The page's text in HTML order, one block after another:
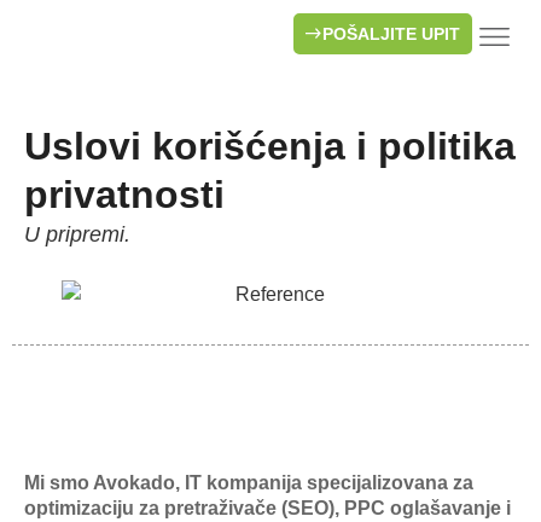
POŠALJITE UPIT
Uslovi korišćenja i politika
privatnosti
U pripremi.
Mi smo Avokado, IT kompanija specijalizovana za
optimizaciju za pretraživače (SEO), PPC oglašavanje i